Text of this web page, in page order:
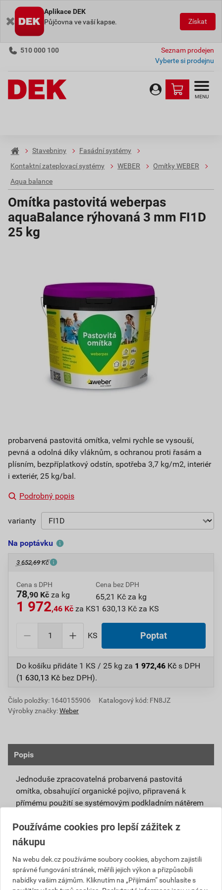
Aplikace DEK
Půjčovna ve vaší kapse.
Získat
510 000 100
Seznam prodejen
Vyberte si prodejnu
MENU
Stavebniny
Fasádní systémy
Kontaktní zateplovací systémy
WEBER
Omítky WEBER
Aqua balance
Omítka pastovitá weberpas
aquaBalance rýhovaná 3 mm FI1D
25 kg
probarvená pastovitá omítka, velmi rychle se vysouší,
pevná a odolná díky vláknům, s ochranou proti řasám a
plísním, bezpříplatkový odstín, spotřeba 3,7 kg/m2, interiér
i exteriér, 25 kg/bal.
Podrobný popis
varianty
Na poptávku
3 652,69 Kč
Cena s DPH
78,90 Kč za kg
1 972,46 Kč za KS
Cena bez DPH
65,21 Kč za kg
1 630,13 Kč za KS
KS Poptat
Do košíku přidáte 1 KS / 25 kg za 1 972,46 Kč s DPH
(1 630,13 Kč bez DPH).
Číslo položky: 1640155906
Katalogový kód: FN8JZ
Výrobky značky:Weber
Popis
Jednoduše zpracovatelná probarvená pastovitá
omítka, obsahující organické pojivo, připravená k
přímému použití se systémovým podkladním nátěrem
Vlivem ochlazování vnějšího souvrství
zateplovacích systémů v nočních hodinách,
dochází ke kondenzaci vody na povrchu, která
vytváří živnou půdu pro růst nevzhledných řas.
Povrch omítky weberpas aquaBalance dokáže
Používáme cookies pro lepší zážitek z
nákupu
Na webu dek.cz používáme soubory cookies, abychom zajistili
správné fungování stránek, měřili jejich výkon a přizpůsobili
nabídky vašim zájmům. Kliknutím na „Přijímám“ souhlasíte s